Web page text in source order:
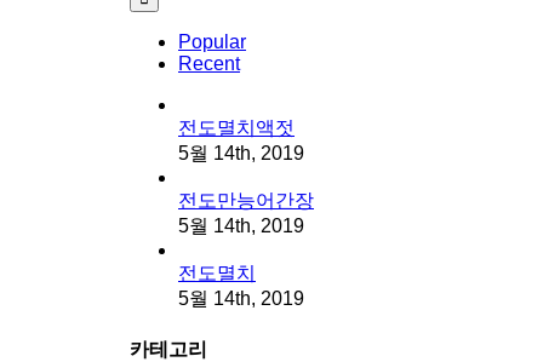
Popular
Recent
전도멸치액젓
5월 14th, 2019
전도만능어간장
5월 14th, 2019
전도멸치
5월 14th, 2019
카테고리